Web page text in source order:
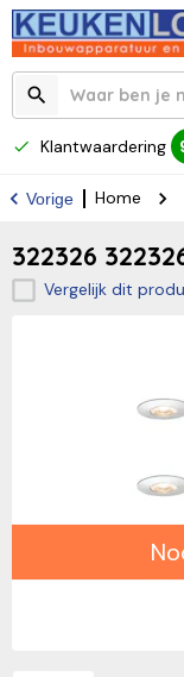
Klantwaardering
Vorige Home
322326
Vergelijk dit